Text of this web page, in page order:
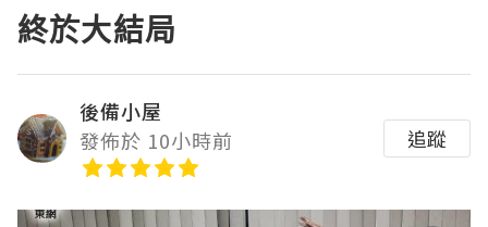
終於大結局
後備小屋
發佈於 10小時前
追蹤